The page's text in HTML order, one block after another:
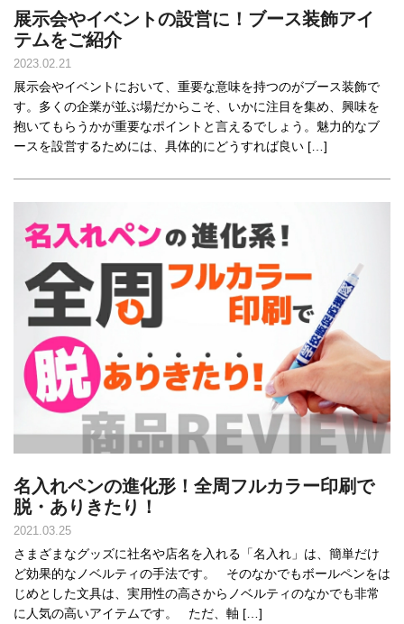
展示会やイベントの設営に！ブース装飾アイ
テムをご紹介
2023.02.21
展示会やイベントにおいて、重要な意味を持つのがブース装飾で
す。多くの企業が並ぶ場だからこそ、いかに注目を集め、興味を
抱いてもらうかが重要なポイントと言えるでしょう。魅力的なブ
ースを設営するためには、具体的にどうすれば良い […]
名入れペンの進化形！全周フルカラー印刷で
脱・ありきたり！
2021.03.25
さまざまなグッズに社名や店名を入れる「名入れ」は、簡単だけ
ど効果的なノベルティの手法です。 そのなかでもボールペンをは
じめとした文具は、実用性の高さからノベルティのなかでも非常
に人気の高いアイテムです。 ただ、軸 […]